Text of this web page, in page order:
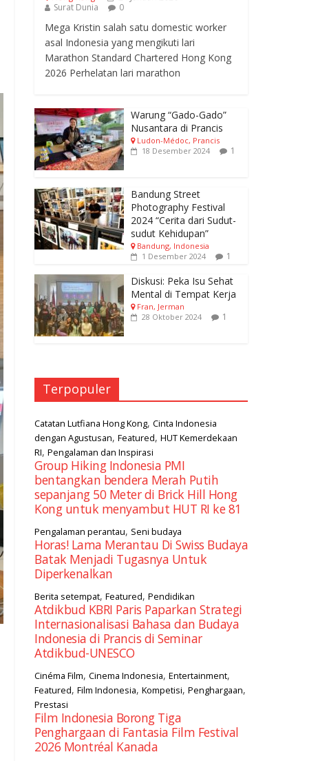
Surat Dunia
0
Mega Kristin salah satu domestic worker
asal Indonesia yang mengikuti lari
Marathon Standard Chartered Hong Kong
2026 Perhelatan lari marathon
Warung “Gado-Gado”
Nusantara di Prancis
Ludon-Médoc, Prancis
18 Desember 2024
1
Bandung Street
Photography Festival
2024 “Cerita dari Sudut-
sudut Kehidupan”
Bandung, Indonesia
1 Desember 2024
1
Diskusi: Peka Isu Sehat
Mental di Tempat Kerja
Fran, Jerman
28 Oktober 2024
1
Terpopuler
Catatan Lutfiana Hong Kong, Cinta Indonesia
dengan Agustusan, Featured, HUT Kemerdekaan
RI, Pengalaman dan Inspirasi
Group Hiking Indonesia PMI
bentangkan bendera Merah Putih
sepanjang 50 Meter di Brick Hill Hong
Kong untuk menyambut HUT RI ke 81
Pengalaman perantau, Seni budaya
Horas! Lama Merantau Di Swiss Budaya
Batak Menjadi Tugasnya Untuk
Diperkenalkan
Berita setempat, Featured, Pendidikan
Atdikbud KBRI Paris Paparkan Strategi
Internasionalisasi Bahasa dan Budaya
Indonesia di Prancis di Seminar
Atdikbud-UNESCO
Cinéma Film, Cinema Indonesia, Entertainment,
Featured, Film Indonesia, Kompetisi, Penghargaan,
Prestasi
Film Indonesia Borong Tiga
Penghargaan di Fantasia Film Festival
2026 Montréal Kanada